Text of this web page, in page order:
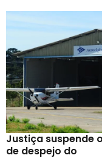
Justiça suspende
de despejo do